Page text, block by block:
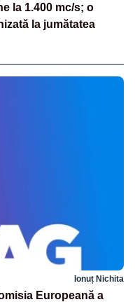
la 1.400 mc/s; o
la jumătatea
Ionuț Nichita
Europeană a